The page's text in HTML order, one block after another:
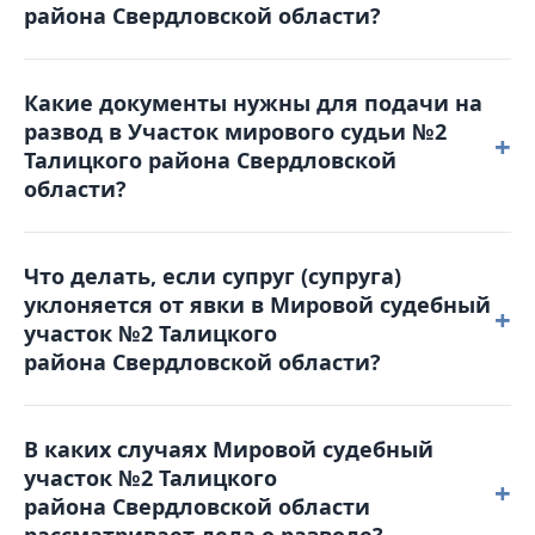
2tal@dms66.ru или воспользоваться порталом
Online-Sud.ru.
района Свердловской области?
апелляционную жалобу в Талицкий районный суд в
течение месяца с момента вынесения решения.
Жалоба подается в Мировой судебный участок №2
Талицкого района Свердловской области, который
и рассматривал дело.
Какие документы нужны для подачи на
развод в Участок мирового судьи №2
Талицкого района Свердловской
области?
+
свидетельство о браке, квитанция об оплате
госпошлины, свидетельства о рождении детей
(если они есть), а также соглашение о детях (при
наличии несовершеннолетних детей).
Что делать, если супруг (супруга)
уклоняется от явки в Мировой судебный
участок №2 Талицкого
района Свердловской области?
+
отсутствие уклоняющейся стороны. Однако
рекомендуется заранее уведомить суд о причинах
неявки и предоставить соответствующие
В каких случаях Мировой судебный
участок №2 Талицкого
района Свердловской области
+